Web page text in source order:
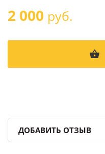
2 000 руб.
ДОБАВИТЬ ОТЗЫВ